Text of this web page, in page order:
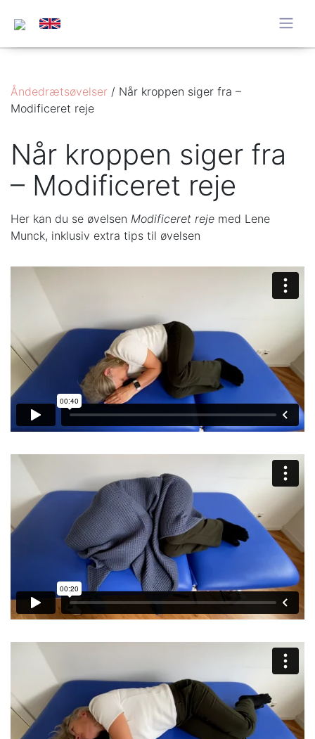
Åndedrætsøvelser / Når kroppen siger fra –
Modificeret reje
Når kroppen siger fra
– Modificeret reje
Her kan du se øvelsen Modificeret reje med Lene
Munck, inklusiv extra tips til øvelsen